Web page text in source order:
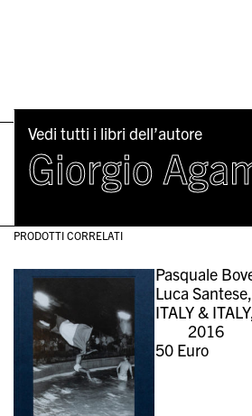
Vedi tutti i libri dell’autore
Giorgio
PRODOTTI CORRELATI
Pasquale
Luca Santese,
ITALY & ITALY,
2016
50 Euro